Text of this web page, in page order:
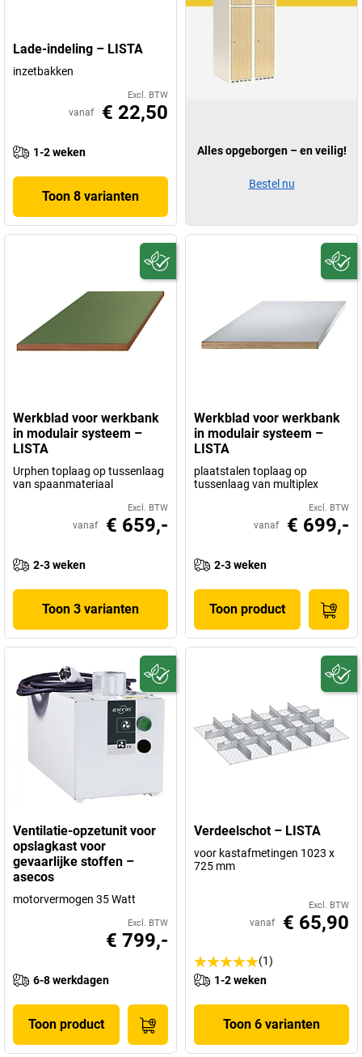
Lade-indeling – LISTA
inzetbakken
Excl. BTW
vanaf € 22,50
1-2 weken
Toon 8 varianten
Werkblad voor werkbank
in modulair systeem –
LISTA
Urphen toplaag op tussenlaag
van spaanmateriaal
Excl. BTW
vanaf € 659,-
2-3 weken
Toon 3 varianten
Werkblad voor werkbank
in modulair systeem –
LISTA
plaatstalen toplaag op
tussenlaag van multiplex
Excl. BTW
vanaf € 699,-
2-3 weken
Toon product
Ventilatie-opzetunit voor
opslagkast voor
gevaarlijke stoffen –
asecos
motorvermogen 35 Watt
Excl. BTW
€ 799,-
6-8 werkdagen
Toon product
Verdeelschot – LISTA
voor kastafmetingen 1023 x
725 mm
Excl. BTW
vanaf € 65,90
(1)
1-2 weken
Toon 6 varianten
Alles opgeborgen – en veilig!
Bestel nu